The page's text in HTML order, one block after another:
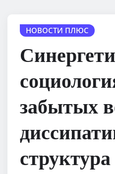
НОВОСТИ ПЛЮС
забытых
структура